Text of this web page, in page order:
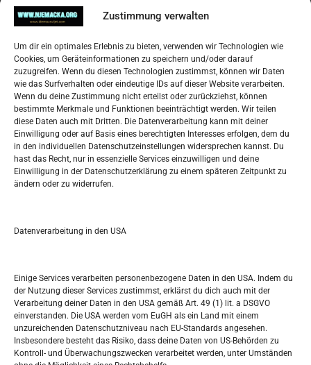
Zustimmung verwalten
Um dir ein optimales Erlebnis zu bieten, verwenden wir Technologien wie
Cookies, um Geräteinformationen zu speichern und/oder darauf
zuzugreifen. Wenn du diesen Technologien zustimmst, können wir Daten
wie das Surfverhalten oder eindeutige IDs auf dieser Website verarbeiten.
Wenn du deine Zustimmung nicht erteilst oder zurückziehst, können
bestimmte Merkmale und Funktionen beeinträchtigt werden. Wir teilen
diese Daten auch mit Dritten. Die Datenverarbeitung kann mit deiner
Einwilligung oder auf Basis eines berechtigten Interesses erfolgen, dem du
in den individuellen Datenschutzeinstellungen widersprechen kannst. Du
hast das Recht, nur in essenzielle Services einzuwilligen und deine
Einwilligung in der Datenschutzerklärung zu einem späteren Zeitpunkt zu
ändern oder zu widerrufen.
Datenverarbeitung in den USA
Einige Services verarbeiten personenbezogene Daten in den USA. Indem du
der Nutzung dieser Services zustimmst, erklärst du dich auch mit der
Verarbeitung deiner Daten in den USA gemäß Art. 49 (1) lit. a DSGVO
einverstanden. Die USA werden vom EuGH als ein Land mit einem
unzureichenden Datenschutzniveau nach EU-Standards angesehen.
Insbesondere besteht das Risiko, dass deine Daten von US-Behörden zu
Kontroll- und Überwachungszwecken verarbeitet werden, unter Umständen
Impressum
Datenschutzerklärung
Widerufsbelehrung
Oglašavanje / Postavite svoj oglas
Tko je “Idemo u Svijet – Njemačka?
Pretražite stranicu:
S
e
h
M D M D F S S
1
3 4 5 6 7 8
10 11 12 13 14 15 16